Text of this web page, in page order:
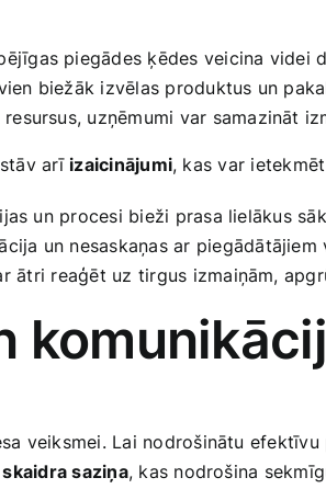
piegādes ķēdes veicina videi
biežāk izvēlas produktus un
uzņēmumi var samazināt
arī izaicinājumi, kas var
un procesi bieži prasa lielākus
un nesaskaņas ar
ātri ⁢reaģēt uz tirgus izmaiņām,
veiksmei. Lai nodrošinātu
skaidra saziņa, kas nodrošina